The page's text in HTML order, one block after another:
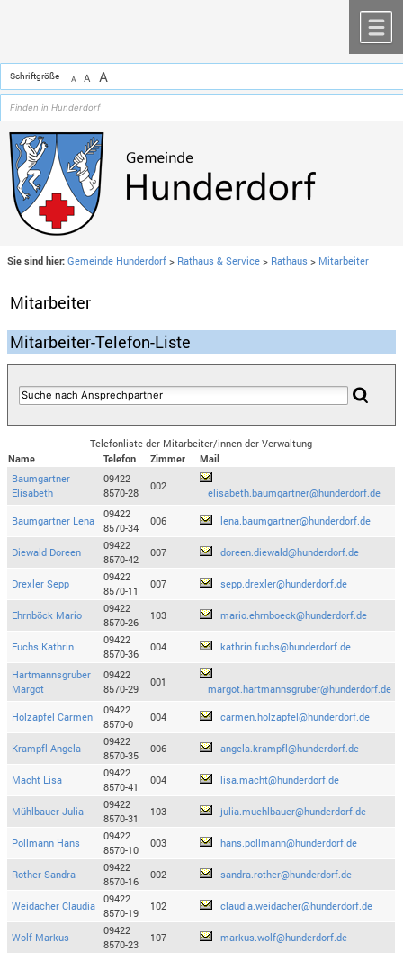
Schriftgröße A A A
Sie sind hier: Gemeinde Hunderdorf > Rathaus & Service > Rathaus > Mitarbeiter
Mitarbeiter
Mitarbeiter-Telefon-Liste
Telefonliste der Mitarbeiter/innen der Verwaltung
Name
Telefon Zimmer
Mail
Baumgartner
Elisabeth
09422
8570-28
002
elisabeth.baumgartner@hunderdorf.de
Baumgartner Lena
09422
8570-34
006 lena.baumgartner@hunderdorf.de
Diewald Doreen
09422
8570-42
007 doreen.diewald@hunderdorf.de
Drexler Sepp
09422
8570-11
007 sepp.drexler@hunderdorf.de
Ehrnböck Mario
09422
8570-26
103 mario.ehrnboeck@hunderdorf.de
Fuchs Kathrin
09422
8570-36
004 kathrin.fuchs@hunderdorf.de
Hartmannsgruber
Margot
09422
8570-29
001
margot.hartmannsgruber@hunderdorf.de
Holzapfel Carmen
09422
8570-0
004 carmen.holzapfel@hunderdorf.de
Krampfl Angela
09422
8570-35
006 angela.krampfl@hunderdorf.de
Macht Lisa
09422
8570-41
004 lisa.macht@hunderdorf.de
Mühlbauer Julia
09422
8570-31
103 julia.muehlbauer@hunderdorf.de
Pollmann Hans
09422
8570-10
003 hans.pollmann@hunderdorf.de
Rother Sandra
09422
8570-16
002 sandra.rother@hunderdorf.de
Weidacher Claudia
09422
8570-19
102 claudia.weidacher@hunderdorf.de
Wolf Markus
09422
8570-23
107 markus.wolf@hunderdorf.de